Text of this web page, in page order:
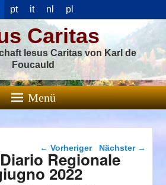
pt it nl pl
Caritas
Iesus Caritas von Karl de
Foucauld
Menü
Beitragsnavigation
← Vorheriger Nächster →
Regionale
2022